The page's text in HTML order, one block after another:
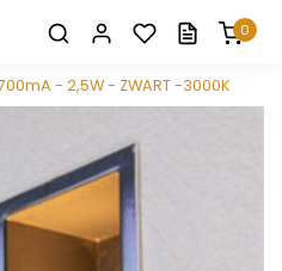
0
- 2,5W - ZWART -3000K